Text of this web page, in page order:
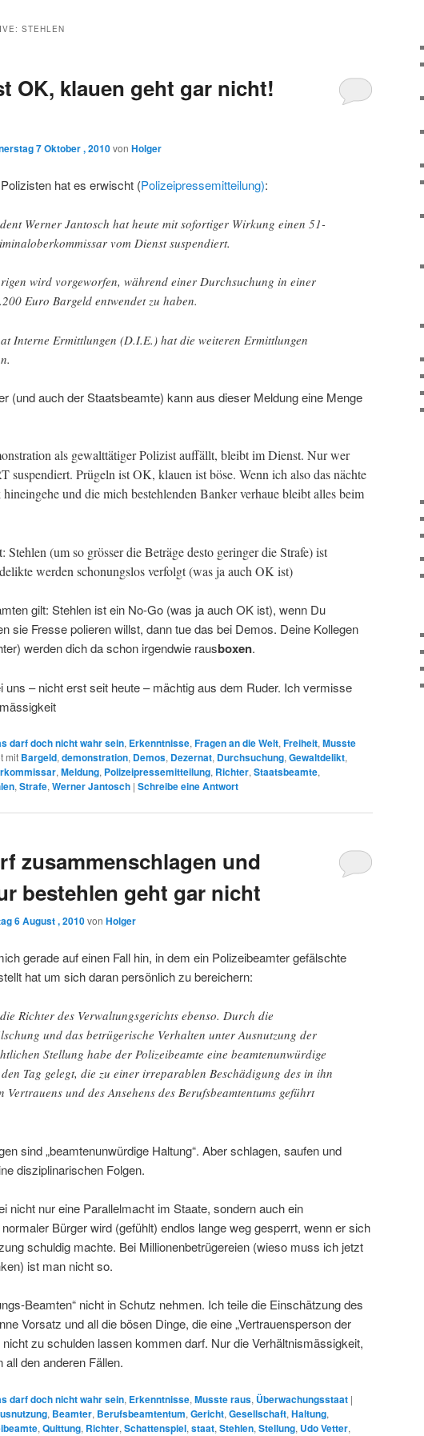
STEHLEN
OK, klauen geht gar nicht!
7 Oktober , 2010von Holger
hat es erwischt (Polizeipressemitteilung):
Werner Jantosch hat heute mit sofortiger Wirkung einen 51-
vom Dienst suspendiert.
wird vorgeworfen, während einer Durchsuchung in einer
Euro Bargeld entwendet zu haben.
Interne Ermittlungen (D.I.E.) hat die weiteren Ermittlungen
(und auch der Staatsbeamte) kann aus dieser Meldung eine Menge
als gewalttätiger Polizist auffällt, bleibt im Dienst. Nur wer
suspendiert. Prügeln ist OK, klauen ist böse. Wenn ich also das nächte
und die mich bestehlenden Banker verhaue bleibt alles beim
Stehlen (um so grösser die Beträge desto geringer die Strafe) ist
werden schonungslos verfolgt (was ja auch OK ist)
gilt: Stehlen ist ein No-Go (was ja auch OK ist), wenn Du
sie Fresse polieren willst, dann tue das bei Demos. Deine Kollegen
werden dich da schon irgendwie rausboxen.
uns – nicht erst seit heute – mächtig aus dem Ruder. Ich vermisse
darf doch nicht wahr sein, Erkenntnisse, Fragen an die Welt, Freiheit, Musste
mit Bargeld, demonstration, Demos, Dezernat, Durchsuchung, Gewaltdelikt,
, Meldung, Polizeipressemitteilung, Richter, Staatsbeamte,
, Strafe, Werner Jantosch | Schreibe eine Antwort
zusammenschlagen und
bestehlen geht gar nicht
6 August , 2010von Holger
gerade auf einen Fall hin, in dem ein Polizeibeamter gefälschte
hat um sich daran persönlich zu bereichern:
Richter des Verwaltungsgerichts ebenso. Durch die
und das betrügerische Verhalten unter Ausnutzung der
Stellung habe der Polizeibeamte eine beamtenunwürdige
Tag gelegt, die zu einer irreparablen Beschädigung des in ihn
Vertrauens und des Ansehens des Berufsbeamtentums geführt
sind „beamtenunwürdige Haltung“. Aber schlagen, saufen und
disziplinarischen Folgen.
nicht nur eine Parallelmacht im Staate, sondern auch ein
Bürger wird (gefühlt) endlos lange weg gesperrt, wenn er sich
schuldig machte. Bei Millionenbetrügereien (wieso muss ich jetzt
ist man nicht so.
Beamten“ nicht in Schutz nehmen. Ich teile die Einschätzung des
Vorsatz und all die bösen Dinge, die eine „Vertrauensperson der
zu schulden lassen kommen darf. Nur die Verhältnismässigkeit,
den anderen Fällen.
darf doch nicht wahr sein, Erkenntnisse, Musste raus, Überwachungsstaat |
, Beamter, Berufsbeamtentum, Gericht, Gesellschaft, Haltung,
, Quittung, Richter, Schattenspiel, staat, Stehlen, Stellung, Udo Vetter,